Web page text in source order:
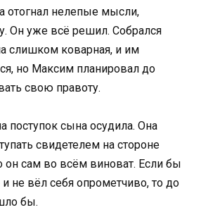
отогнал нелепые мысли,
Он уже всё решил. Собрался
слишком коварная, и им
но Максим планировал до
свою правоту.
поступок сына осудила. Она
свидетелем на стороне
он сам во всём виноват. Если бы
не вёл себя опрометчиво, то до
бы.